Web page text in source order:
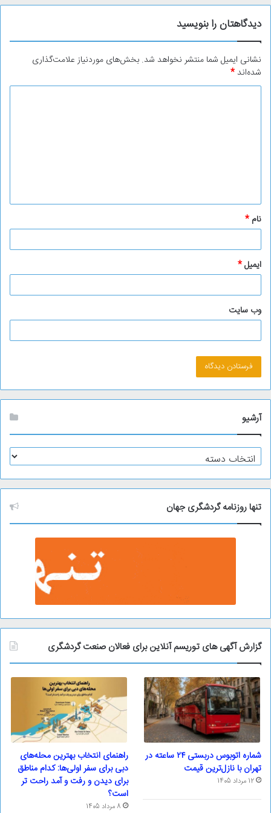
دیدگاهتان را بنویسید
نشانی ایمیل شما منتشر نخواهد شد. بخش‌های موردنیاز علامت‌گذاری
شده‌اند*
*
نام *
ایمیل*
وب‌ سایت
آرشیو
آ
ر
ش
ی
و
تنها روزنامه گردشگری جهان
گزارش آگهی های توریسم آنلاین برای فعالان صنعت گردشگری
شماره اتوبوس دربستی ۲۴ ساعته در
تهران با نازل‌ترین قیمت
12 مرداد 1405
راهنمای انتخاب بهترین محله‌های
دبی برای سفر اولی‌ها: کدام مناطق
برای دیدن و رفت و آمد راحت تر
است؟
8 مرداد 1405